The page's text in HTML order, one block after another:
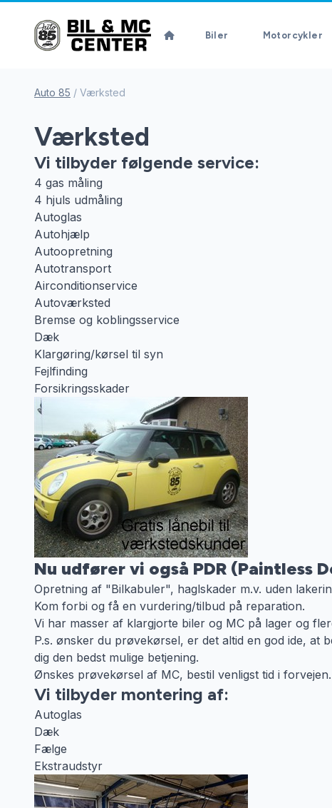
Biler Motorcykler
Auto 85 / Værksted
Værksted
Vi tilbyder følgende service:
4 gas måling
4 hjuls udmåling
Autoglas
Autohjælp
Autoopretning
Autotransport
Airconditionservice
Autoværksted
Bremse og koblingsservice
Dæk
Klargøring/kørsel til syn
Fejlfinding
Forsikringsskader
Nu udfører vi også PDR (Paintless
Opretning af "Bilkabuler", haglskader m.v. uden
Kom forbi og få en vurdering/tilbud på reparation.
Vi har masser af klargjorte biler og MC på lager og
P.s. ønsker du prøvekørsel, er det altid en god ide, at
dig den bedst mulige betjening.
Ønskes prøvekørsel af MC, bestil venligst tid i forvejen.
Vi tilbyder montering af:
Autoglas
Dæk
Fælge
Ekstraudstyr